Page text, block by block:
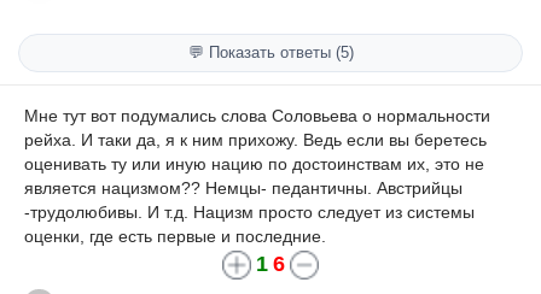
💬 Показать ответы (5)
Мне тут вот подумались слова Соловьева о нормальности
рейха. И таки да, я к ним прихожу. Ведь если вы беретесь
оценивать ту или иную нацию по достоинствам их, это не
является нацизмом?? Немцы- педантичны. Австрийцы
-трудолюбивы. И т.д. Нацизм просто следует из системы
оценки, где есть первые и последние.
1 6